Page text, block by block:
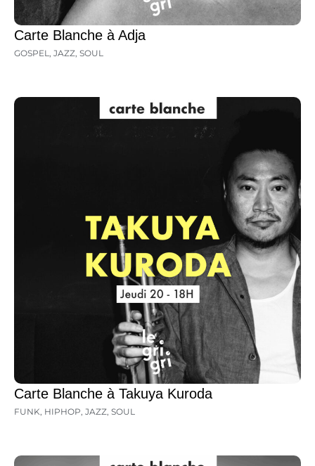
Carte Blanche à Adja
GOSPEL, JAZZ, SOUL
Carte Blanche à Takuya Kuroda
FUNK, HIPHOP, JAZZ, SOUL